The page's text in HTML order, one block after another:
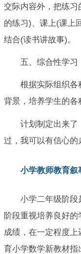
交际内容外，把练
的练习)、课上(课上
结合(读书讲故事)。
五、综合性学习
根据实际组织各
背景，培养学生的各
计划制定出来了
过，我可以有信心的
小学教师教育叙
小学二年级阶段
阶段重视培养良好
成绩，在一定程度
育小学数学新教材指